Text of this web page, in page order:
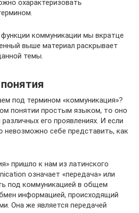
охарактеризовать
коммуникации мы вкратце
выше материал раскрывает
темы.
под термином «коммуникация»?
понятии простым языком, то оно
его проявлениях. И если
невозможно себе представить, как
пришло к нам из латинского
означает «передача» или
под коммуникацией в общем
информацией, происходящий
Она же является передачей